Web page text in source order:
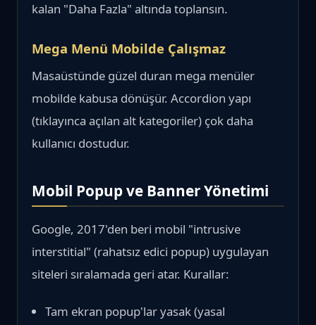
kalan "Daha Fazla" altında toplansın.
Mega Menü Mobilde Çalışmaz
Masaüstünde güzel duran mega menüler
mobilde kabusa dönüşür. Accordion yapı
(tıklayınca açılan alt kategoriler) çok daha
kullanıcı dostudur.
Mobil Popup ve Banner Yönetimi
Google, 2017'den beri mobil "intrusive
interstitial" (rahatsız edici popup) uygulayan
siteleri sıralamada geri atar. Kurallar:
Tam ekran popup'lar yasak (yasal